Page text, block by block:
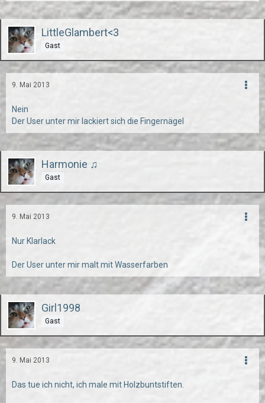
LittleGlambert<3
Gast
9. Mai 2013
Nein
Der User unter mir lackiert sich die Fingernägel
Harmonie ♫
Gast
9. Mai 2013
Nur Klarlack
Der User unter mir malt mit Wasserfarben
Girl1998
Gast
9. Mai 2013
Das tue ich nicht, ich male mit Holzbuntstiften.